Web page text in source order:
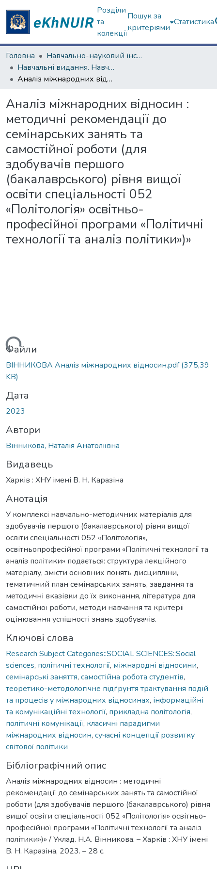
Розділи
та
колекції
Пошук за
критеріями
Статистика
Головна
Навчально-науковий інститут "Каразінський інститут міжнародних відносин та туристичного бізнесу"
Навчальні видання. Навчально-науковий інститут "Каразінський інститут міжнародних відносин та туристичного бізнесу"
Аналіз міжнародних відносин : методичні рекомендації до семінарських занять та самостійної роботи (для здобувачів першого (бакалаврського) рівня вищої освіти спеціальності 052 «Політологія» освітньо-професійної програми «Політичні технології та аналіз політики»)»
Аналіз міжнародних відносин :
методичні рекомендації до
семінарських занять та
самостійної роботи (для
здобувачів першого
(бакалаврського) рівня вищої
освіти спеціальності 052
«Політологія» освітньо-
професійної програми «Політичні
технології та аналіз політики»)»
Файли
ВІННИКОВА Аналіз міжнародних відносин.pdf(375,39
KB)
Дата
2023
Автори
Вінникова, Наталія Анатоліївна
Видавець
Харків : ХНУ імені В. Н. Каразіна
Анотація
У комплексі навчально-методичних матеріалів для
здобувачів першого (бакалаврського) рівня вищої
освіти спеціальності 052 «Політологія»,
освітньопрофесійної програми «Політичні технології та
аналіз політики» подається: структура лекційного
матеріалу, змісти основних понять дисципліни,
тематичний план семінарських занять, завдання та
методичні вказівки до їх виконання, література для
самостійної роботи, методи навчання та критерії
оцінювання успішності знань здобувачів.
Ключові слова
Research Subject Categories::SOCIAL SCIENCES::Social
sciences, політичні технології, міжнародні відносини,
семінарські заняття, самостійна робота студентів,
теоретико-методологічне підґрунтя трактування подій
та процесів у міжнародних відносинах, інформаційні
та комунікаційні технології, прикладна політологія,
політичні комунікації, класичні парадигми
міжнародних відносин, сучасні концепції розвитку
світової політики
Бібліографічний опис
Аналіз міжнародних відносин : методичні
рекомендації до семінарських занять та самостійної
роботи (для здобувачів першого (бакалаврського) рівня
вищої освіти спеціальності 052 «Політологія» освітньо-
професійної програми «Політичні технології та аналіз
політики»)» / Уклад. Н.А. Вінникова. – Харків : ХНУ імені
В. Н. Каразіна, 2023. – 28 с.